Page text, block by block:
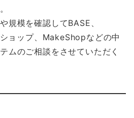
規模を確認してBASE、
ョップ、MakeShopなどの中
ムのご相談をさせていただく